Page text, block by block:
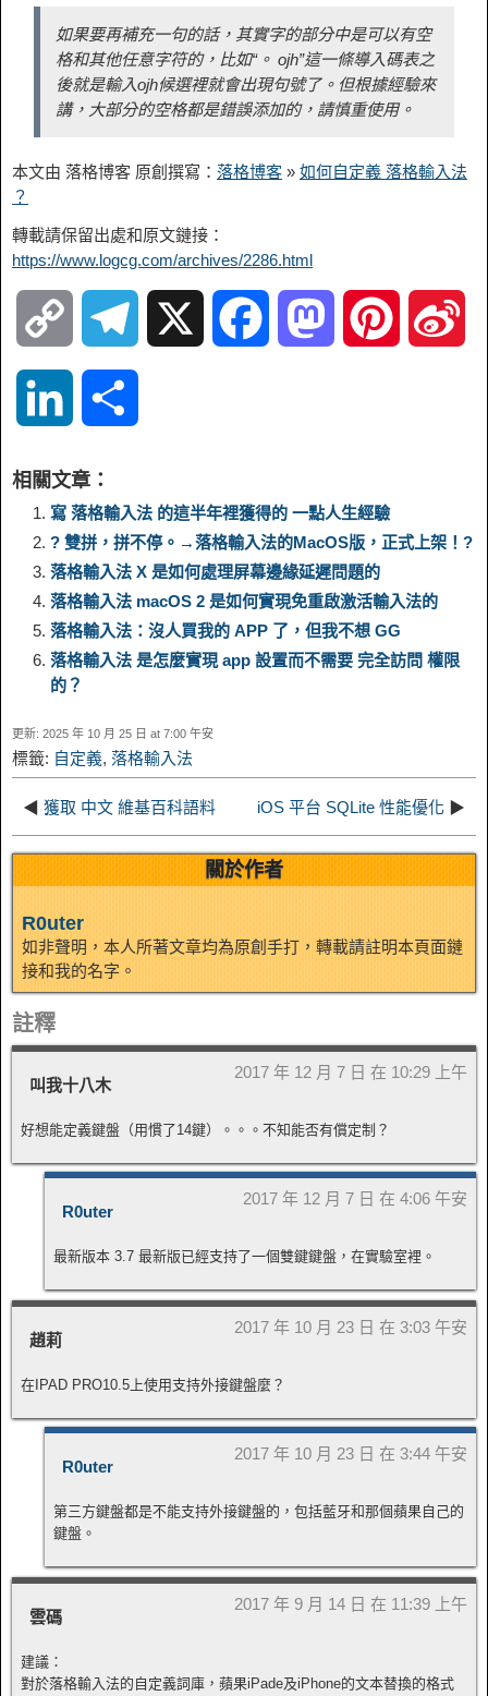
如果要再補充一句的話，其實字的部分中是可以有空
格和其他任意字符的，比如“。 ojh”這一條導入碼表之
後就是輸入ojh候選裡就會出現句號了。但根據經驗來
講，大部分的空格都是錯誤添加的，請慎重使用。
本文由 落格博客 原創撰寫： 落格博客 » 如何自定義 落格輸入法
？
轉載請保留出處和原文鏈接：
https://www.logcg.com/archives/2286.html
o
y
L
i
n
g
r
a
b
o
o
o
d
o
e
r
e
W
n
k
e
d
I
a
r
e
相關文章：
寫 落格輸入法 的這半年裡獲得的 一點人生經驗
? 雙拼，拼不停。→落格輸入法的MacOS版，正式上架！?
落格輸入法 X 是如何處理屏幕邊緣延遲問題的
落格輸入法 macOS 2 是如何實現免重啟激活輸入法的
落格輸入法：沒人買我的 APP 了，但我不想 GG
落格輸入法 是怎麼實現 app 設置而不需要 完全訪問 權限
的？
更新: 2025 年 10 月 25 日 at 7:00 午安
標籤: 自定義, 落格輸入法
◀ 獲取 中文 維基百科語料 iOS 平台 SQLite 性能優化 ▶
關於作者
R0uter
如非聲明，本人所著文章均為原創手打，轉載請註明本頁面鏈
接和我的名字。
註釋
叫我十八木
2017 年 12 月 7 日 在 10:29 上午
好想能定義鍵盤（用慣了14鍵）。。。不知能否有償定制？
R0uter
2017 年 12 月 7 日 在 4:06 午安
最新版本 3.7 最新版已經支持了一個雙鍵鍵盤，在實驗室裡。
趙莉
2017 年 10 月 23 日 在 3:03 午安
在IPAD PRO10.5上使用支持外接鍵盤麼？
R0uter
2017 年 10 月 23 日 在 3:44 午安
第三方鍵盤都是不能支持外接鍵盤的，包括藍牙和那個蘋果自己的
鍵盤。
雲碼
2017 年 9 月 14 日 在 11:39 上午
建議：
對於落格輸入法的自定義詞庫，蘋果iPade及iPhone的文本替換的格式